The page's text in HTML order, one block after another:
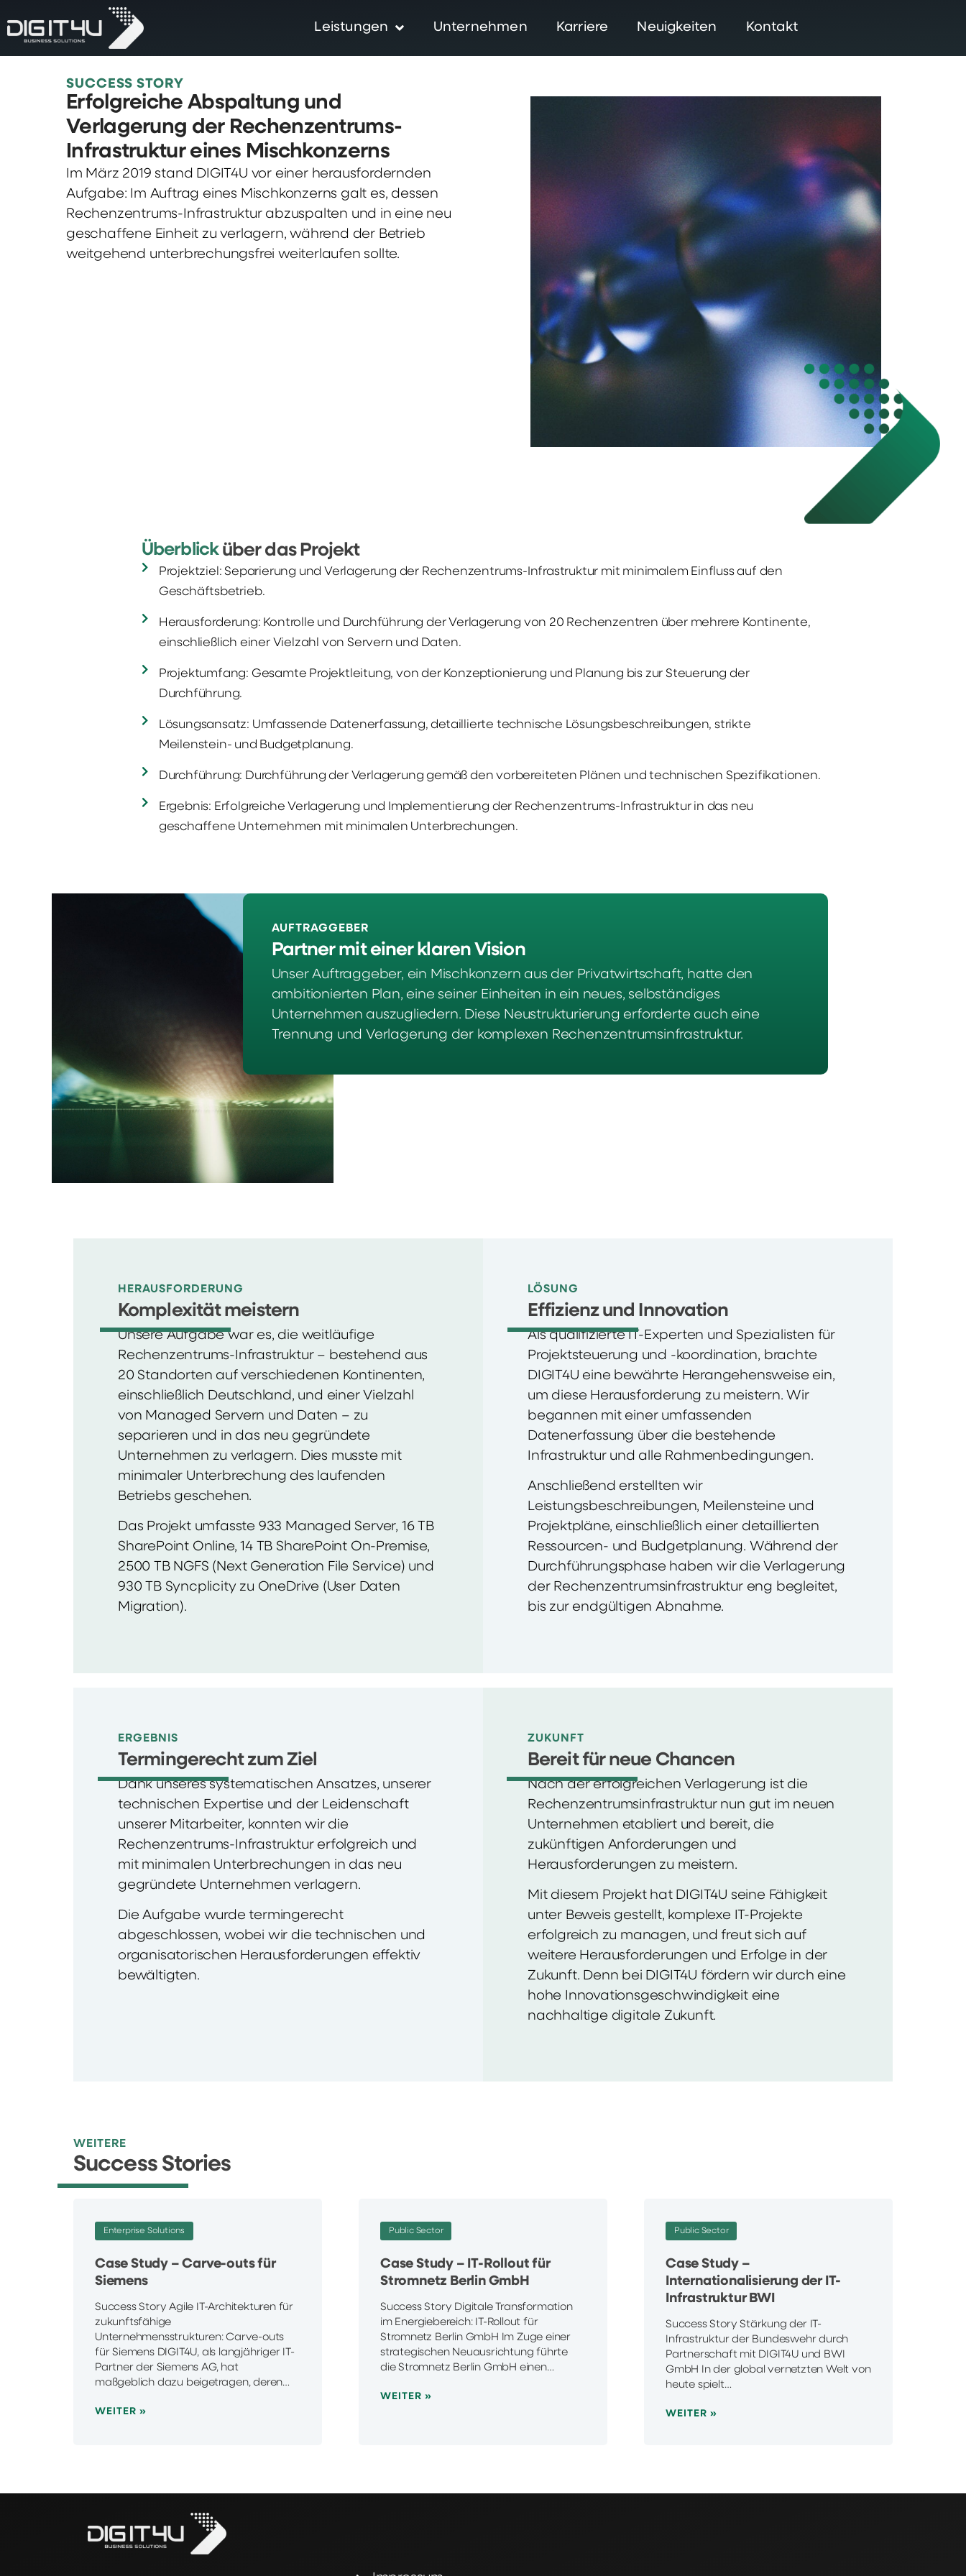
Leistungen Unternehmen Karriere Neuigkeiten Kontakt
SUCCESS STORY
Erfolgreiche Abspaltung und
Verlagerung der Rechenzentrums-
Infrastruktur eines Mischkonzerns
Im März 2019 stand DIGIT4U vor einer herausfordernden
Aufgabe: Im Auftrag eines Mischkonzerns galt es, dessen
Rechenzentrums-Infrastruktur abzuspalten und in eine neu
geschaffene Einheit zu verlagern, während der Betrieb
weitgehend unterbrechungsfrei weiterlaufen sollte.
Überblick über das Projekt
Projektziel: Separierung und Verlagerung der Rechenzentrums-Infrastruktur mit minimalem Einfluss auf den
Geschäftsbetrieb.
Herausforderung: Kontrolle und Durchführung der Verlagerung von 20 Rechenzentren über mehrere Kontinente,
einschließlich einer Vielzahl von Servern und Daten.
Projektumfang: Gesamte Projektleitung, von der Konzeptionierung und Planung bis zur Steuerung der
Durchführung.
Lösungsansatz: Umfassende Datenerfassung, detaillierte technische Lösungsbeschreibungen, strikte
Meilenstein- und Budgetplanung.
Durchführung: Durchführung der Verlagerung gemäß den vorbereiteten Plänen und technischen Spezifikationen.
Ergebnis: Erfolgreiche Verlagerung und Implementierung der Rechenzentrums-Infrastruktur in das neu
geschaffene Unternehmen mit minimalen Unterbrechungen.
AUFTRAGGEBER
Partner mit einer klaren Vision
Unser Auftraggeber, ein Mischkonzern aus der Privatwirtschaft, hatte den
ambitionierten Plan, eine seiner Einheiten in ein neues, selbständiges
Unternehmen auszugliedern. Diese Neustrukturierung erforderte auch eine
Trennung und Verlagerung der komplexen Rechenzentrumsinfrastruktur.
HERAUSFORDERUNG
Komplexität meistern
Unsere Aufgabe war es, die weitläufige
Rechenzentrums-Infrastruktur – bestehend aus
20 Standorten auf verschiedenen Kontinenten,
einschließlich Deutschland, und einer Vielzahl
von Managed Servern und Daten – zu
separieren und in das neu gegründete
Unternehmen zu verlagern. Dies musste mit
minimaler Unterbrechung des laufenden
Betriebs geschehen.
Das Projekt umfasste 933 Managed Server, 16 TB
SharePoint Online, 14 TB SharePoint On-Premise,
2500 TB NGFS (Next Generation File Service) und
930 TB Syncplicity zu OneDrive (User Daten
Migration).
LÖSUNG
Effizienz und Innovation
Als qualifizierte IT-Experten und Spezialisten für
Projektsteuerung und -koordination, brachte
DIGIT4U eine bewährte Herangehensweise ein,
um diese Herausforderung zu meistern. Wir
begannen mit einer umfassenden
Datenerfassung über die bestehende
Infrastruktur und alle Rahmenbedingungen.
Anschließend erstellten wir
Leistungsbeschreibungen, Meilensteine und
Projektpläne, einschließlich einer detaillierten
Ressourcen- und Budgetplanung. Während der
Durchführungsphase haben wir die Verlagerung
der Rechenzentrumsinfrastruktur eng begleitet,
bis zur endgültigen Abnahme.
ERGEBNIS
Termingerecht zum Ziel
Dank unseres systematischen Ansatzes, unserer
technischen Expertise und der Leidenschaft
unserer Mitarbeiter, konnten wir die
Rechenzentrums-Infrastruktur erfolgreich und
mit minimalen Unterbrechungen in das neu
gegründete Unternehmen verlagern.
Die Aufgabe wurde termingerecht
abgeschlossen, wobei wir die technischen und
organisatorischen Herausforderungen effektiv
bewältigten.
ZUKUNFT
Bereit für neue Chancen
Nach der erfolgreichen Verlagerung ist die
Rechenzentrumsinfrastruktur nun gut im neuen
Unternehmen etabliert und bereit, die
zukünftigen Anforderungen und
Herausforderungen zu meistern.
Mit diesem Projekt hat DIGIT4U seine Fähigkeit
unter Beweis gestellt, komplexe IT-Projekte
erfolgreich zu managen, und freut sich auf
weitere Herausforderungen und Erfolge in der
Zukunft. Denn bei DIGIT4U fördern wir durch eine
hohe Innovationsgeschwindigkeit eine
nachhaltige digitale Zukunft.
WEITERE
Success Stories
Enterprise Solutions
Case Study – Carve-outs für
Siemens
Success Story Agile IT-Architekturen für
zukunftsfähige
Unternehmensstrukturen: Carve-outs
für Siemens DIGIT4U, als langjähriger IT-
Partner der Siemens AG, hat
maßgeblich dazu beigetragen, deren…
WEITER »
Public Sector
Case Study – IT-Rollout für
Stromnetz Berlin GmbH
Success Story Digitale Transformation
im Energiebereich: IT-Rollout für
Stromnetz Berlin GmbH Im Zuge einer
strategischen Neuausrichtung führte
die Stromnetz Berlin GmbH einen…
WEITER »
Public Sector
Case Study –
Internationalisierung der IT-
Infrastruktur BWI
Success Story Stärkung der IT-
Infrastruktur der Bundeswehr durch
Partnerschaft mit DIGIT4U und BWI
GmbH In der global vernetzten Welt von
heute spielt…
WEITER »